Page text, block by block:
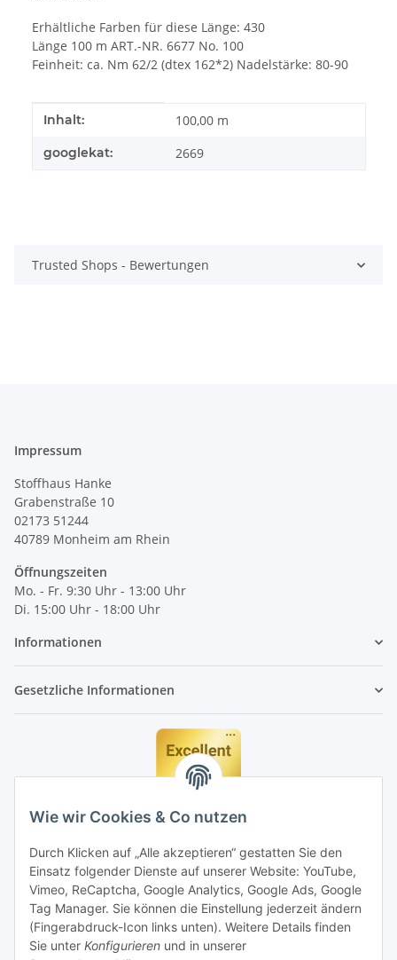
Wie wir Cookies & Co nutzen
Durch Klicken auf „Alle akzeptieren“ gestatten Sie den
Einsatz folgender Dienste auf unserer Website: YouTube,
Vimeo, ReCaptcha, Google Analytics, Google Ads, Google
Tag Manager. Sie können die Einstellung jederzeit ändern
(Fingerabdruck-Icon links unten). Weitere Details finden
Sie unter Konfigurieren und in unserer
Erhältliche Farben für diese Länge: 430
Länge 100 m ART.-NR. 6677 No. 100
Feinheit: ca. Nm 62/2 (dtex 162*2) Nadelstärke: 80-90
Produkteigenschaft
Wert
Inhalt: 100,00 m
googlekat: 2669
Trusted Shops - Bewertungen
Impressum
Stoffhaus Hanke
Grabenstraße 10
02173 51244
40789 Monheim am Rhein
Öffnungszeiten
Mo. - Fr. 9:30 Uhr - 13:00 Uhr
Di. 15:00 Uhr - 18:00 Uhr
Informationen
Gesetzliche Informationen